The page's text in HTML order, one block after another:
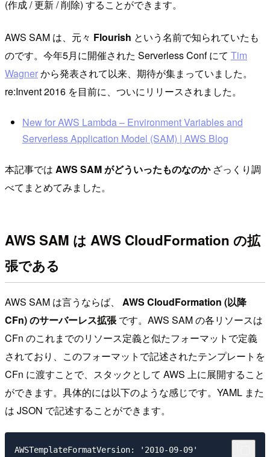
(作成 / 更新 / 削除) することができます。
AWS SAM は、元々 Flourish という名前で知られていたも
のです。今年5月に開催された Serverless Conf にて Tim
Wagnerから発表されて以来、期待が集まっていました。
re:Invent 2016 を目前に、ついにリリースされました。
New for AWS Lambda – Environment Variables and
Serverless Application Model (SAM) | AWS Blog
本記事では AWS SAM がどういったものなのかざっくり調
べてまとめてみました。
AWS SAM は AWS CloudFormation の拡
張である
AWS SAM は言うならば、 AWS CloudFormation (以降
CFn) のサーバーレス拡張です。AWS SAM の各リソースは
CFn のこれまでのリソース定義と似たフォーマットで定義
されており、このフォーマットで記述されたテンプレートを
CFn に渡すことで、スタックとして AWS 上に展開すること
ができます。具体的には以下のような感じです。YAML また
は JSON で記述することができます。
AWSTemplateFormatVersion: '2010-09-09'